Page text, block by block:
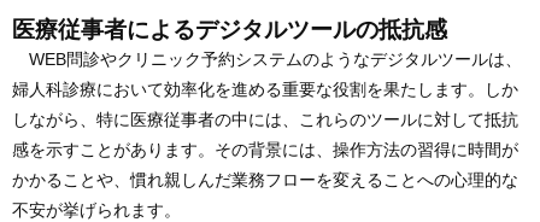
医療従事者によるデジタルツールの抵抗感
WEB問診やクリニック予約システムのようなデジタルツールは、
婦人科診療において効率化を進める重要な役割を果たします。しか
しながら、特に医療従事者の中には、これらのツールに対して抵抗
感を示すことがあります。その背景には、操作方法の習得に時間が
かかることや、慣れ親しんだ業務フローを変えることへの心理的な
不安が挙げられます。